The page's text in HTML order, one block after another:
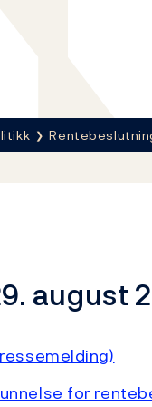
august
for